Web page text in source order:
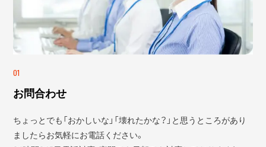
01
お問合わせ
ちょっとでも「おかしいな」「壊れたかな？」と思うところがあり
ましたらお気軽にお電話ください。